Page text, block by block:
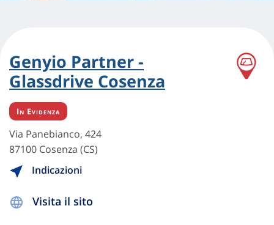
Genyio Partner -
Glassdrive Cosenza
In Evidenza
Via Panebianco, 424
87100 Cosenza (CS)
Indicazioni
Visita il sito